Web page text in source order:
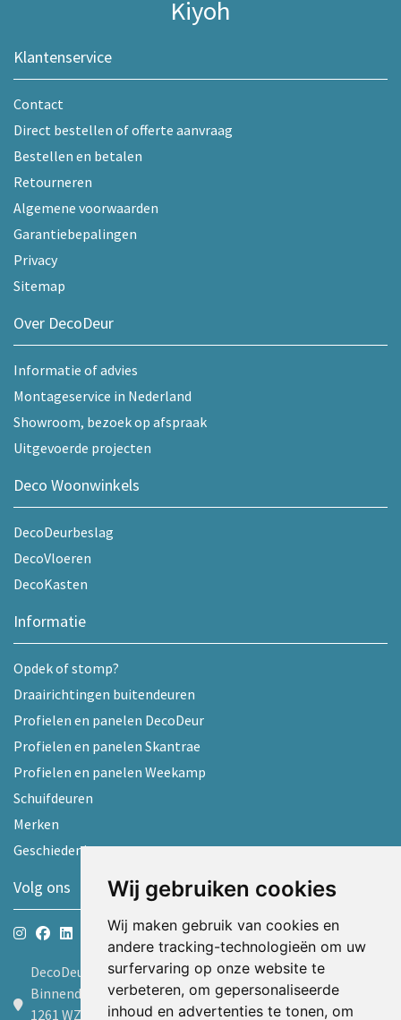
Wij gebruiken cookies
Wij maken gebruik van cookies en
andere tracking-technologieën om uw
surfervaring op onze website te
verbeteren, om gepersonaliseerde
inhoud en advertenties te tonen, om
Kiyoh
Klantenservice
Contact
Direct bestellen of offerte aanvraag
Bestellen en betalen
Retourneren
Algemene voorwaarden
Garantiebepalingen
Privacy
Sitemap
Over DecoDeur
Informatie of advies
Montageservice in Nederland
Showroom, bezoek op afspraak
Uitgevoerde projecten
Deco Woonwinkels
DecoDeurbeslag
DecoVloeren
DecoKasten
Informatie
Opdek of stomp?
Draairichtingen buitendeuren
Profielen en panelen DecoDeur
Profielen en panelen Skantrae
Profielen en panelen Weekamp
Schuifdeuren
Merken
Geschiedenis
Volg ons
DecoDeur B.V.
Binnendelta 9d
1261 WZ Blaricum